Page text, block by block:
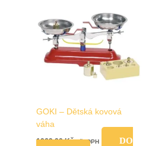
GOKI – Dětská kovová
váha
1069,00Kč vč. DPH
DO